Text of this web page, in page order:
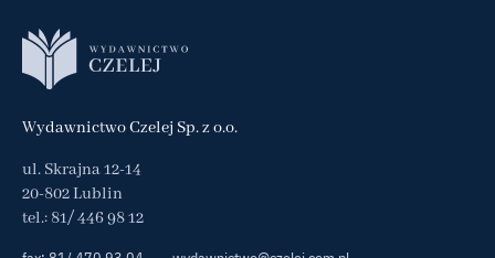
Wydawnictwo Czelej Sp. z o.o.
ul. Skrajna 12-14
20-802 Lublin
tel.: 81/ 446 98 12